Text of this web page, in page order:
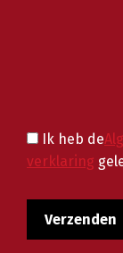
Ik heb de
verklaring